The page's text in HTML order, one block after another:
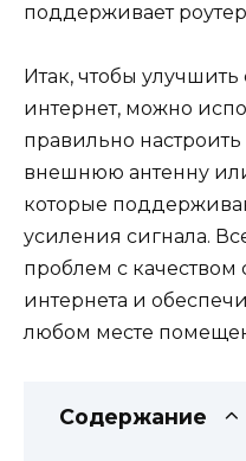
поддерживает роутер
Итак, чтобы улучшить
интернет, можно
правильно настроить
внешнюю антенну
которые
усиления сигнала.
проблем с качеством
интернета и
любом месте
Содержание